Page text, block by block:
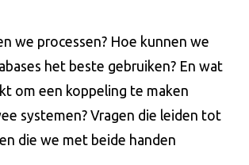
we processen? Hoe kunnen we
het beste gebruiken? En wat
om een koppeling te maken
systemen? Vragen die leiden tot
die we met beide handen